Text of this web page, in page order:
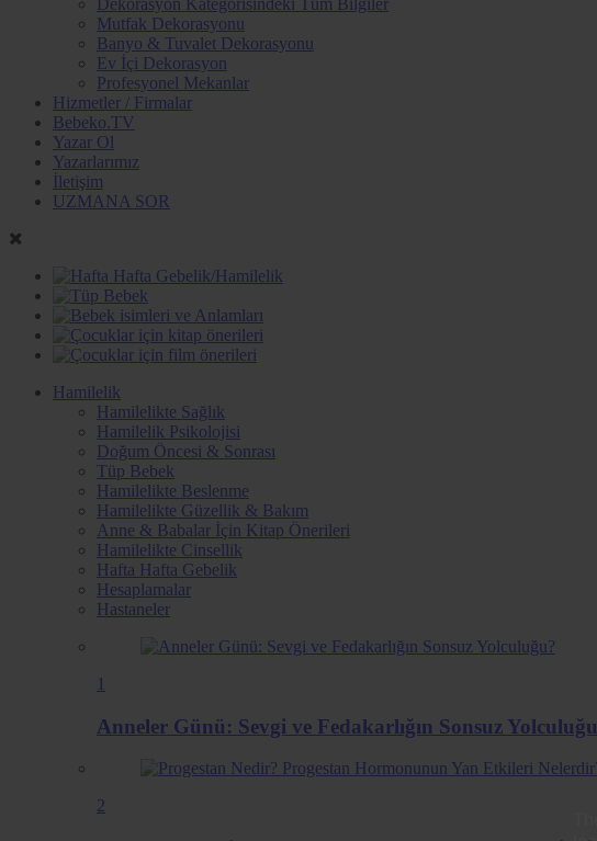
Dekorasyon Kategorisindeki Tüm Bilgiler
Mutfak Dekorasyonu
Banyo & Tuvalet Dekorasyonu
Ev İçi Dekorasyon
Profesyonel Mekanlar
Hizmetler / Firmalar
Bebeko.TV
Yazar Ol
Yazarlarımız
İletişim
UZMANA SOR
Hamilelik
Hamilelikte Sağlık
Hamilelik Psikolojisi
Doğum Öncesi & Sonrası
Tüp Bebek
Hamilelikte Beslenme
Hamilelikte Güzellik & Bakım
Anne & Babalar İçin Kitap Önerileri
Hamilelikte Cinsellik
Hafta Hafta Gebelik
Hesaplamalar
Hastaneler
1
Anneler Günü: Sevgi ve Fedakarlığın Sonsuz Yolculuğu
2